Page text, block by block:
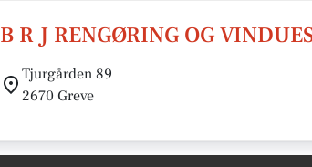
B R J RENGØRING OG
Tjurgården 89
2670 Greve